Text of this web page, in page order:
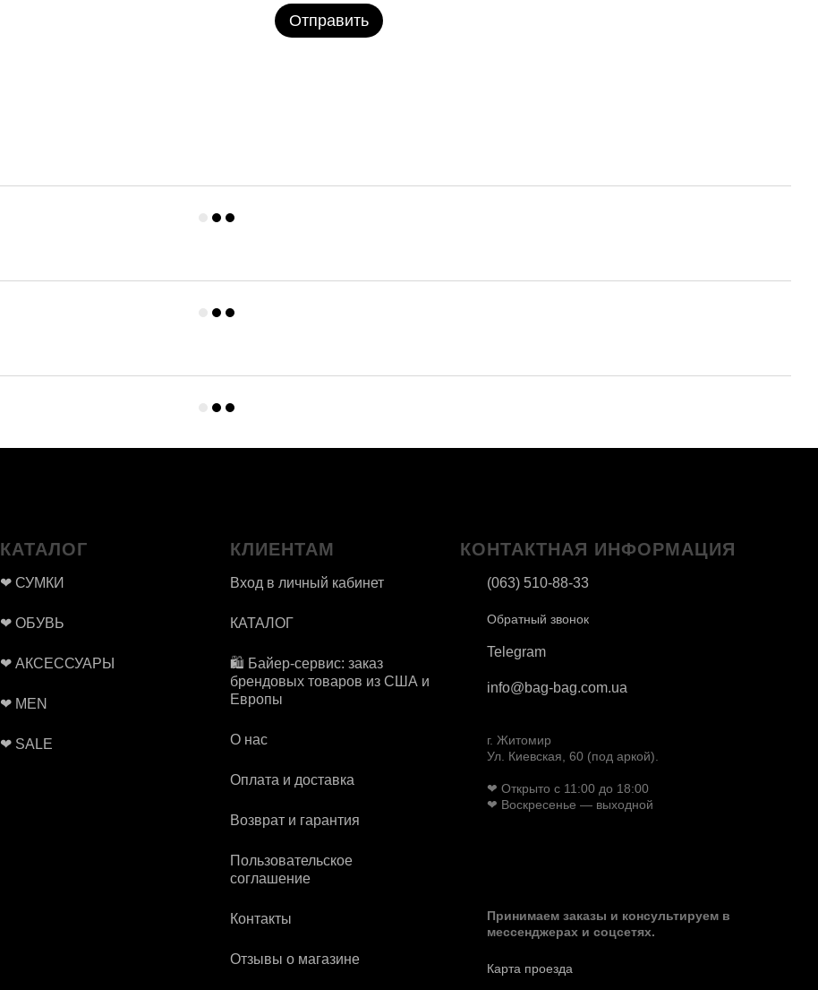
Отправить
КАТАЛОГ
❤ СУМКИ
❤ ОБУВЬ
❤ АКСЕССУАРЫ
❤ MEN
❤ SALE
КЛИЕНТАМ
Вход в личный кабинет
КАТАЛОГ
🛍️ Байер-сервис: заказ
брендовых товаров из США и
Европы
О нас
Оплата и доставка
Возврат и гарантия
Пользовательское
соглашение
Контакты
Отзывы о магазине
КОНТАКТНАЯ ИНФОРМАЦИЯ
(063) 510-88-33
Обратный звонок
Telegram
info@bag-bag.com.ua
г. Житомир
Ул. Киевская, 60 (под аркой).
❤ Открыто с 11:00 до 18:00
❤ Воскресенье — выходной
Принимаем заказы и консультируем в
мессенджерах и соцсетях.
Карта проезда